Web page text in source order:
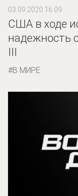
03.09.2020 16:09
США в ходе
надежность
III
В МИРЕ